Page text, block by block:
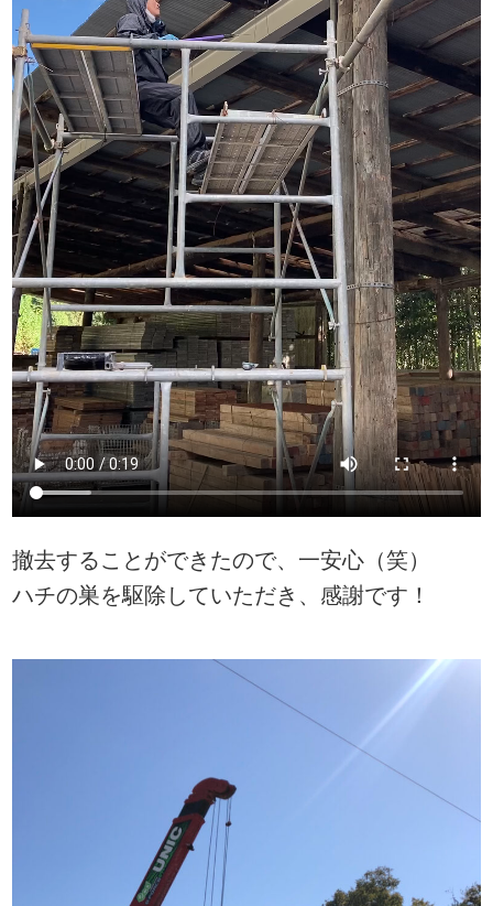
撤去することができたので、一安心（笑）
ハチの巣を駆除していただき、感謝です！